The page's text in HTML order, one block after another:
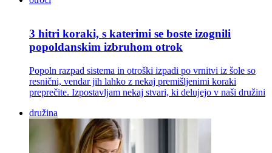
3 hitri koraki, s katerimi se boste izognili
popoldanskim izbruhom otrok
Popoln razpad sistema in otroški izpadi po vrnitvi iz šole so
resnični, vendar jih lahko z nekaj premišljenimi koraki
preprečite. Izpostavljam nekaj stvari, ki delujejo v naši družini
družina